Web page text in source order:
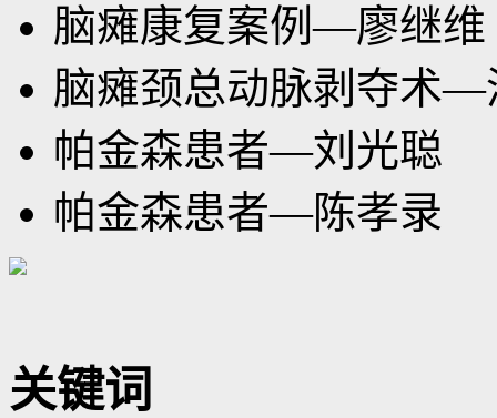
脑瘫康复案例—廖继维
脑瘫颈总动脉剥夺术—
帕金森患者—刘光聪
帕金森患者—陈孝录
关键词